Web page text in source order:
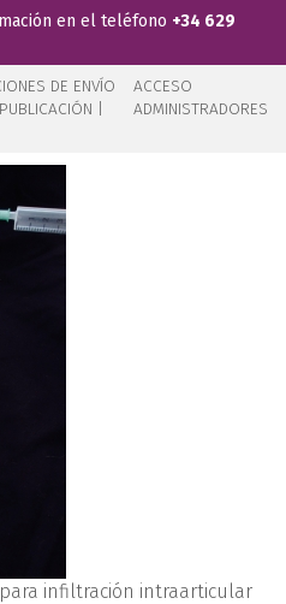
en el teléfono +34 629
DE ENVÍO
|
ACCESO
ADMINISTRADORES
infiltración intraarticular